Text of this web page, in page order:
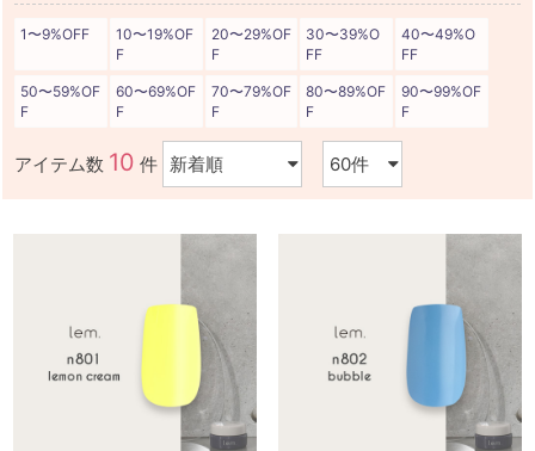
1〜9%OFF
10〜19%OF
F
20〜29%OF
F
30〜39%O
FF
40〜49%O
FF
50〜59%OF
F
60〜69%OF
F
70〜79%OF
F
80〜89%OF
F
90〜99%OF
F
アイテム数 10 件